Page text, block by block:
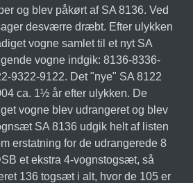
og blev påkørt af SA 8136. Ved
desværre dræbt. Efter ulykken
vogne samlet til et nyt SA
vogne indgik: 8136-8336-
9322-9122. Det "nye" SA 8122
ca. 1½ år efter ulykken. De
vogne blev udrangeret og blev
SA 8136 udgik helt af listen
erstatning for de udrangerede 8
et ekstra 4-vognstogsæt, så
136 togsæt i alt, hvor de 105 er